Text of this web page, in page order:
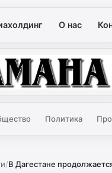
О нас
Политика
/В Дагестане